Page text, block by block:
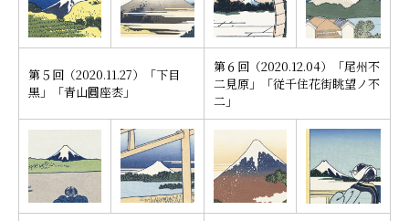
第５回（2020.11.27）「下目
黒」「青山圓座枩」
第６回（2020.12.04）「尾州不
二見原」「従千住花街眺望ノ不
二」